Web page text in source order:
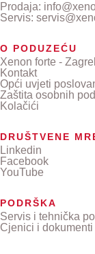
Prodaja:
Servis:
O PODUZEĆU
Xenon forte -
Kontakt
Opći uvjeti
Zaštita osobnih
Kolačići
DRUŠTVENE
Linkedin
Facebook
YouTube
PODRŠKA
Servis i tehnička
Cjenici i dokumenti